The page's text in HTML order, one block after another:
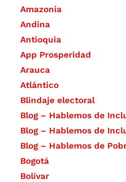
Amazonia
Andina
Antioquia
App Prosperidad
Arauca
Atlántico
Blindaje electoral
Blog – Hablemos de
Blog – Hablemos de
Blog – Hablemos de
Bogotá
Bolívar